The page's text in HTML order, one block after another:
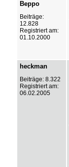
Beppo
Beiträge:
12.828
Registriert am:
01.10.2000
heckman
Beiträge: 8.322
Registriert am:
06.02.2005